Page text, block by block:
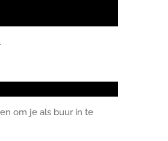
om je als buur in te